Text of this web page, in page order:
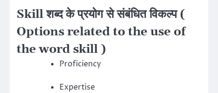
Skill शब्द के प्रयोग से संबंधित विकल्प (
Options related to the use of
the word skill )
Proficiency
Expertise